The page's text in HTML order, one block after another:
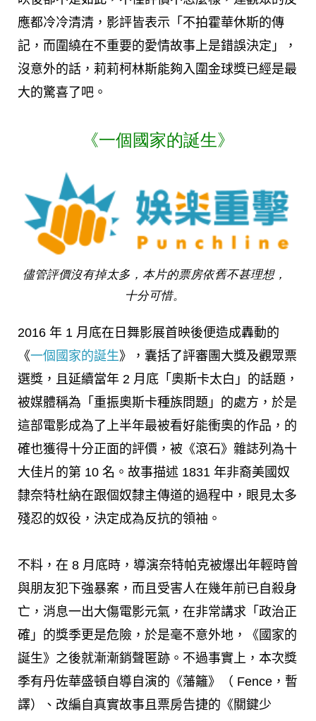
應都冷冷清清，影評皆表示「不拍霍華休斯的傳
記，而圍繞在不重要的愛情故事上是錯誤決定」，
沒意外的話，莉莉柯林斯能夠入圍金球獎已經是最
大的驚喜了吧。
《一個國家的誕生》
儘管評價沒有掉太多，本片的票房依舊不甚理想，
十分可惜。
2016 年 1 月底在日舞影展首映後便造成轟動的
《一個國家的誕生》，囊括了評審團大獎及觀眾票
選獎，且延續當年 2 月底「奧斯卡太白」的話題，
被媒體稱為「重振奧斯卡種族問題」的處方，於是
這部電影成為了上半年最被看好能衝奧的作品，的
確也獲得十分正面的評價，被《滾石》雜誌列為十
大佳片的第 10 名。故事描述 1831 年非裔美國奴
隸奈特杜納在跟個奴隸主傳道的過程中，眼見太多
殘忍的奴役，決定成為反抗的領袖。
不料，在 8 月底時，導演奈特帕克被爆出年輕時曾
與朋友犯下強暴案，而且受害人在幾年前已自殺身
亡，消息一出大傷電影元氣，在非常講求「政治正
確」的獎季更是危險，於是毫不意外地，
《國家的
誕生》之後就漸漸銷聲匿跡。不過事實上，本次獎
季有丹佐華盛頓自導自演的《藩籬》（ Fence，暫
譯）、改編自真實故事且票房告捷的《關鍵少